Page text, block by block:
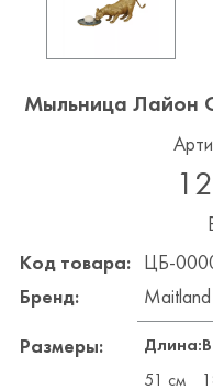
Мыльница Лайон
Код товара:
ЦБ-
Бренд:
Maitland
Размеры:
Длина:
51 см